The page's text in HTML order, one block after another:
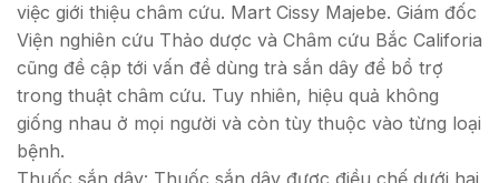
việc giới thiệu châm cứu. Mart Cissy Majebe. Giám đốc
Viện nghiên cứu Thảo dược và Châm cứu Bắc Califoria
cũng đề cập tới vấn đề dùng trà sắn dây để bổ trợ
trong thuật châm cứu. Tuy nhiên, hiệu quả không
giống nhau ở mọi người và còn tùy thuộc vào từng loại
bệnh.